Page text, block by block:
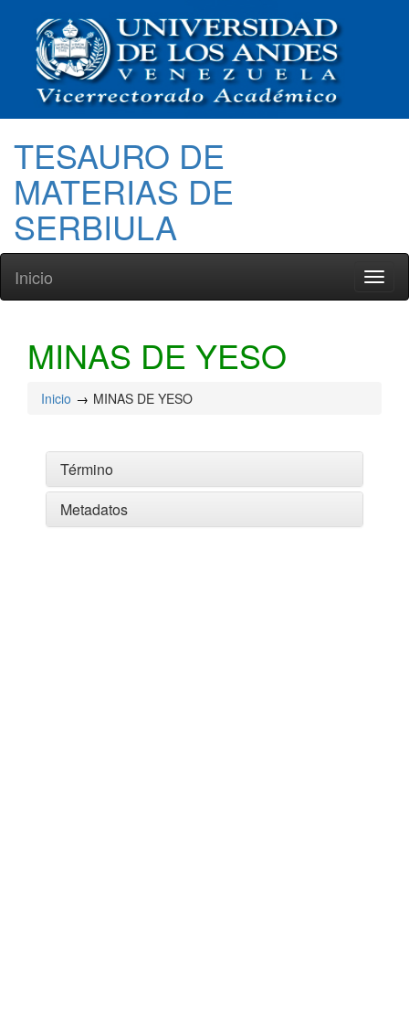
TESAURO DE
MATERIAS DE
SERBIULA
Inicio
MINAS DE YESO
Inicio MINAS DE YESO
Término
Metadatos